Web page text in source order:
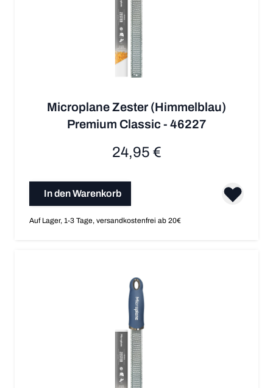
Microplane Zester (Himmelblau)
Premium Classic - 46227
24,95 €
In den Warenkorb
Auf Lager, 1-3 Tage, versandkostenfrei ab 20€